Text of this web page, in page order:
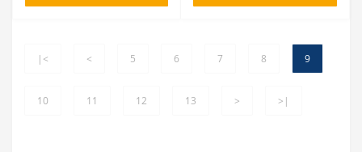
|< < 5 6 7 8 9
10 11 12 13 > >|